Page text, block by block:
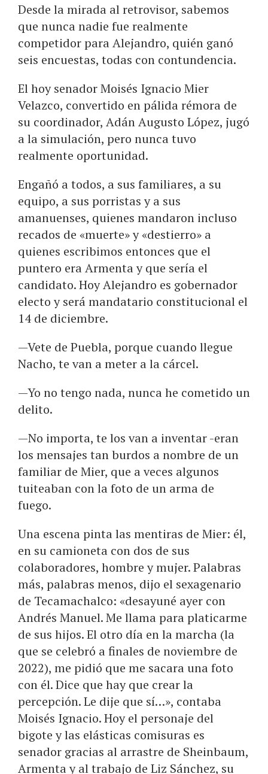
Desde la mirada al retrovisor, sabemos
que nunca nadie fue realmente
competidor para Alejandro, quién ganó
seis encuestas, todas con contundencia.
El hoy senador Moisés Ignacio Mier
Velazco, convertido en pálida rémora de
su coordinador, Adán Augusto López, jugó
a la simulación, pero nunca tuvo
realmente oportunidad.
Engañó a todos, a sus familiares, a su
equipo, a sus porristas y a sus
amanuenses, quienes mandaron incluso
recados de «muerte» y «destierro» a
quienes escribimos entonces que el
puntero era Armenta y que sería el
candidato. Hoy Alejandro es gobernador
electo y será mandatario constitucional el
14 de diciembre.
—Vete de Puebla, porque cuando llegue
Nacho, te van a meter a la cárcel.
—Yo no tengo nada, nunca he cometido un
delito.
—No importa, te los van a inventar -eran
los mensajes tan burdos a nombre de un
familiar de Mier, que a veces algunos
tuiteaban con la foto de un arma de
fuego.
Una escena pinta las mentiras de Mier: él,
en su camioneta con dos de sus
colaboradores, hombre y mujer. Palabras
más, palabras menos, dijo el sexagenario
de Tecamachalco: «desayuné ayer con
Andrés Manuel. Me llama para platicarme
de sus hijos. El otro día en la marcha (la
que se celebró a finales de noviembre de
2022), me pidió que me sacara una foto
con él. Dice que hay que crear la
percepción. Le dije que sí…», contaba
Moisés Ignacio. Hoy el personaje del
bigote y las elásticas comisuras es
senador gracias al arrastre de Sheinbaum,
Armenta y al trabajo de Liz Sánchez, su